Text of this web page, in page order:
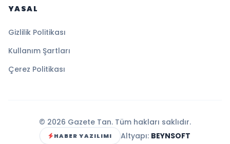
YASAL
Gizlilik Politikası
Kullanım Şartları
Çerez Politikası
© 2026 Gazete Tan. Tüm hakları saklıdır.
HABER YAZILIMI Altyapı: BEYNSOFT